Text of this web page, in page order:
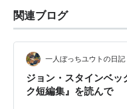
関連ブログ
一人ぼっちユウトの日記
ジョン・スタインベッ
ク短編集』を読んで